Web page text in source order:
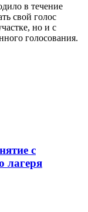
в течение
свой голос
но и с
голосования.
с
лагеря